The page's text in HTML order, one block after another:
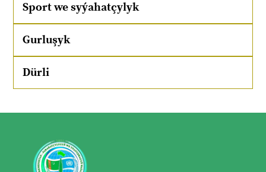
Sport we syýahatçylyk
Gurluşyk
Dürli